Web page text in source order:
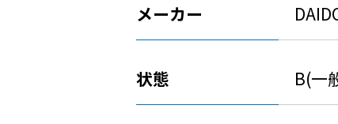
メーカー
状態 B(一